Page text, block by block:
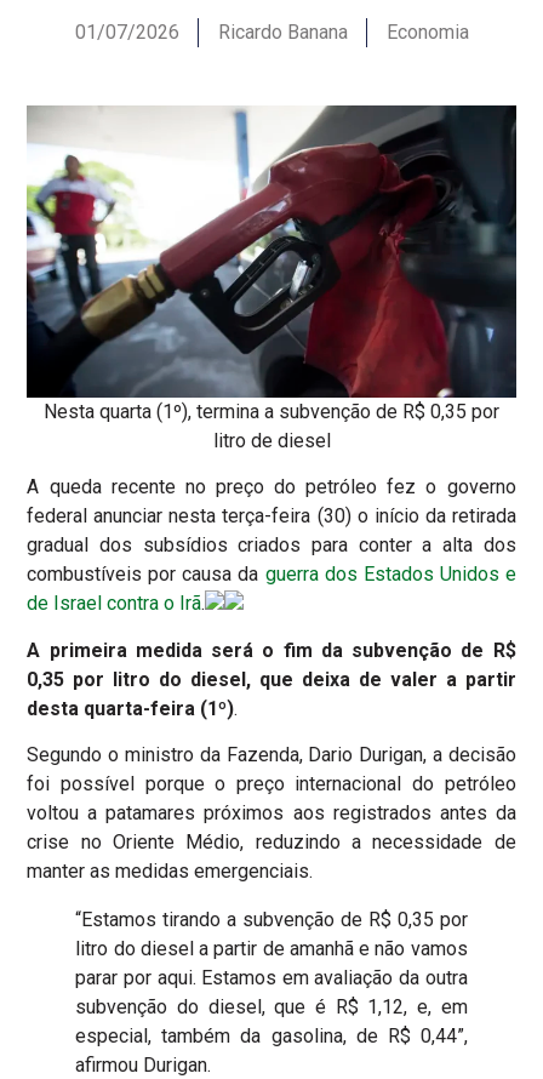
01/07/2026 Ricardo Banana Economia
Nesta quarta (1º), termina a subvenção de R$ 0,35 por
litro de diesel
A queda recente no preço do petróleo fez o governo
federal anunciar nesta terça-feira (30) o início da retirada
gradual dos subsídios criados para conter a alta dos
combustíveis por causa da guerra dos Estados Unidos e
de Israel contra o Irã.
A primeira medida será o fim da subvenção de R$
0,35 por litro do diesel, que deixa de valer a partir
desta quarta-feira (1º).
Segundo o ministro da Fazenda, Dario Durigan, a decisão
foi possível porque o preço internacional do petróleo
voltou a patamares próximos aos registrados antes da
crise no Oriente Médio, reduzindo a necessidade de
manter as medidas emergenciais.
“Estamos tirando a subvenção de R$ 0,35 por
litro do diesel a partir de amanhã e não vamos
parar por aqui. Estamos em avaliação da outra
subvenção do diesel, que é R$ 1,12, e, em
especial, também da gasolina, de R$ 0,44”,
afirmou Durigan.